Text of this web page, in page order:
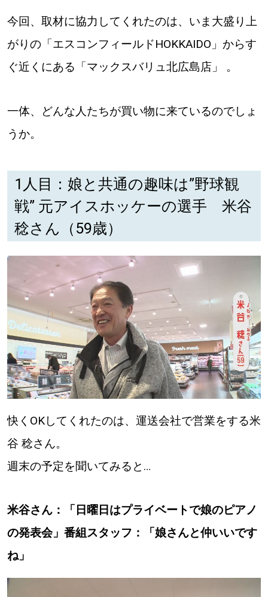
パートナーメディア
運営会社 広告掲載
情報提供・お問い合わせ
プライバシーポリシー
今回、取材に協力してくれたのは、いま大盛り上
がりの「エスコンフィールドHOKKAIDO」からす
ぐ近くにある「マックスバリュ北広島店」 。
一体、どんな人たちが買い物に来ているのでしょ
うか。
1人目：娘と共通の趣味は”野球観
戦” 元アイスホッケーの選手 米谷
稔さん（59歳）
快くOKしてくれたのは、運送会社で営業をする米
谷 稔さん。
週末の予定を聞いてみると…
米谷さん：「日曜日はプライベートで娘のピアノ
の発表会」番組スタッフ：「娘さんと仲いいです
ね」